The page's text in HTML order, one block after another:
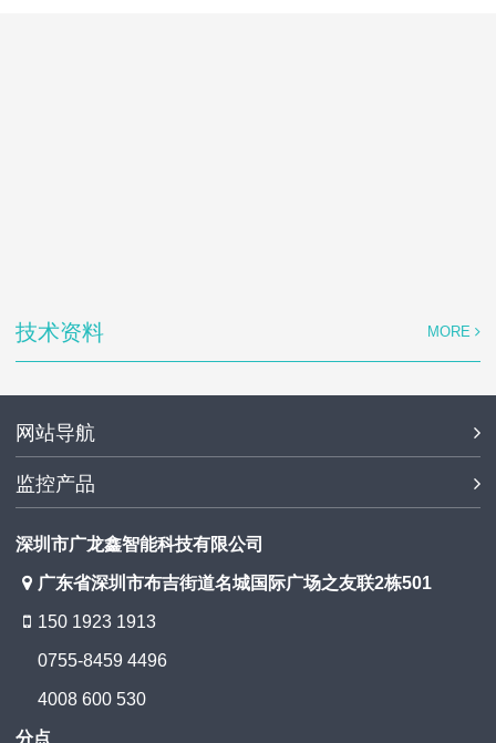
技术资料 MORE
网站导航
监控产品
深圳市广龙鑫智能科技有限公司
广东省深圳市布吉街道名城国际广场之友联2栋501
150 1923 1913
0755-8459 4496
4008 600 530
分点